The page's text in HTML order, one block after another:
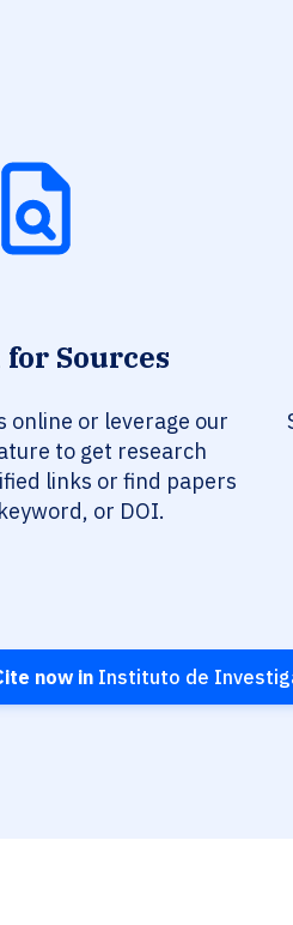
for Sources
online or leverage our
to get research
links or find papers
or DOI.
now inInstituto de